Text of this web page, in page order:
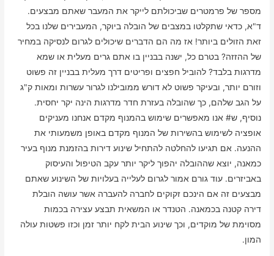
מספר של פרמטרים שביכולתם לייקר את המעבר שאתם מבצעים.
ד"א, כדאי שתקלטו במצבים של הובלה ביוקר, המעבירים שלנו בכל
זאת הזולים ביותר! אז מה הם הדברים שיכולים לגרום לנסיקה במחיר
של ההזזה? בטרם כל, ישנה בבניין בו אתם גרים מעלית או שמא
מדרגות בלבד? להוביל חפצים ופריטים דרך מעלית בבניין זה פשוט
וזורם יותר, ובעיקר פשוט לא דורש ממובילנו לגרור עשרות ומאות ק"ג
על הגב שלהם, כך שהובלה בעזרת חדר מדרגות הינה יקר יחסית.
נוסיף, ש# אנו מאפשרים שימוש בהמנוף מקדם אנחנו מעניקים
אופציה לשימוש בהשירות של המנוף מקדם באופן משמעותי את
ההנעה. אם תגיעו להחלטה להתחיל שינוע דירות בהזמנת מנוף בעיר
כמאנה, יוצא שההובלה יהפוך ליקר יותר עקב הטיפול והעיסוק
באביזרים. עוד גורם אמור לגרום לעלייה בעלויות של השינוע שאתם
מבצעים זה אם הינכם זקוקים לחברה להעברה אשר עושה הובלת
דירה קטנה בכמאנה. הטנדר או המשאית תבצע עצירה בכמות
מסוימת של מוקדים, וכך שינוע הבית לקח יותר זמן וכזו פשטות עולה
המון.